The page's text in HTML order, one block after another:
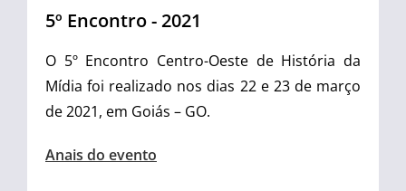
5º Encontro - 2021
O 5º Encontro Centro-Oeste de História da
Mídia foi realizado nos dias 22 e 23 de março
de 2021, em Goiás – GO.
Anais do evento